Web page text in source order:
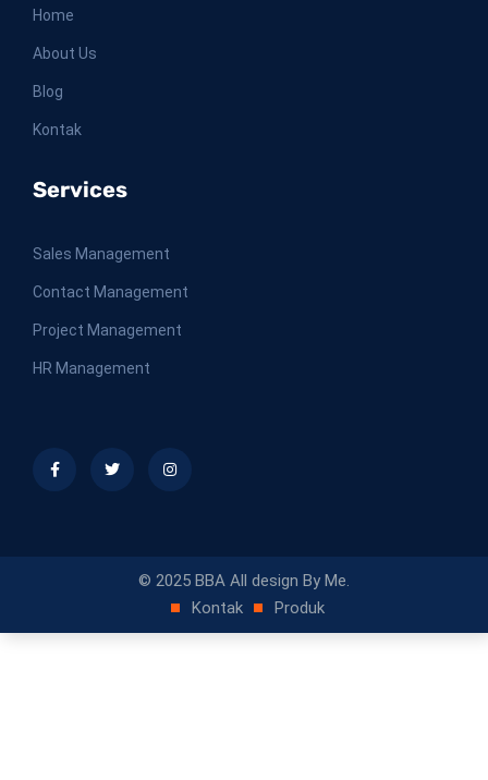
Home
About Us
Blog
Kontak
Services
Sales Management
Contact Management
Project Management
HR Management
© 2025 BBA All design By Me.
Kontak
Produk